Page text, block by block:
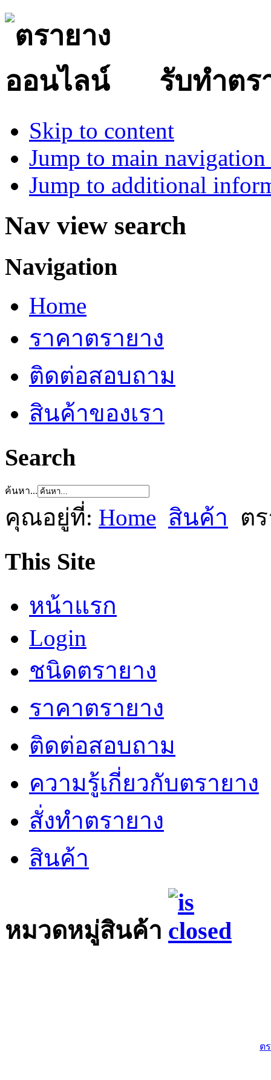
รับทำตร
Skip to content
Jump to main
Jump to additional
Nav view search
Navigation
Home
ราคาตรายาง
ติดต่อสอบถาม
สินค้าของเรา
Search
ค้นหา...
คุณอยู่ที่: Home สินค้า ต
This Site
หน้าแรก
Login
ชนิดตรายาง
ราคาตรายาง
ติดต่อสอบถาม
ความรู้เกี่ยวกับตรายาง
สั่งทำตรายาง
สินค้า
หมวดหมู่สินค้า
ต